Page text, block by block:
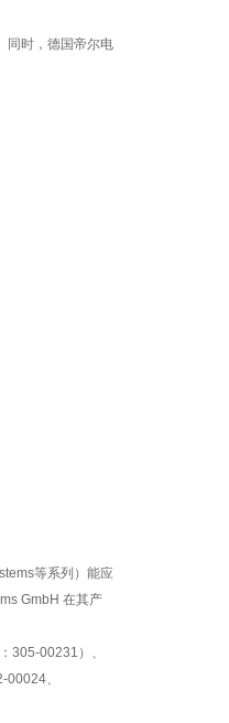
同时，德国帝尔电
等系列）能应
GmbH 在其产
305-00231）、
00024、